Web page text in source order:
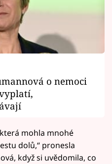
o nemoci
mohla mnohé
dolů,“ pronesla
když si uvědomila, co